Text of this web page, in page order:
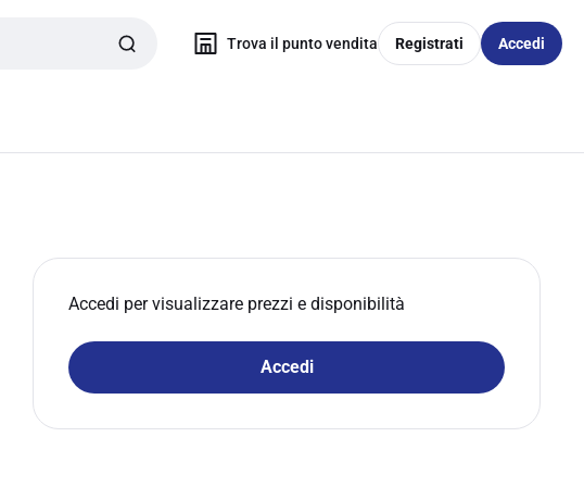
Trova il punto vendita Registrati Accedi
Accedi per visualizzare prezzi e disponibilità
Accedi